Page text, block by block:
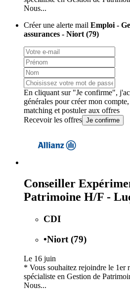
Nous...
Créer une alerte mail Emploi -
assurances - Niort (79)
En cliquant sur "Je confirme",
générales pour créer mon
matching et postuler aux offres
Recevoir les offres Je confirme
Conseiller
Patrimoine H/F -
CDI
•Niort (79)
Le 16 juin
* Vous souhaitez rejoindre le 1er
spécialiste en Gestion de
Nous...